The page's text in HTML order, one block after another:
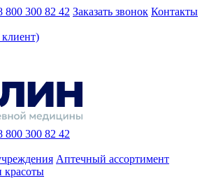
800 300 82 42 Заказать звонок Контакты
800 300 82 42
Аптечный ассортимент
красоты